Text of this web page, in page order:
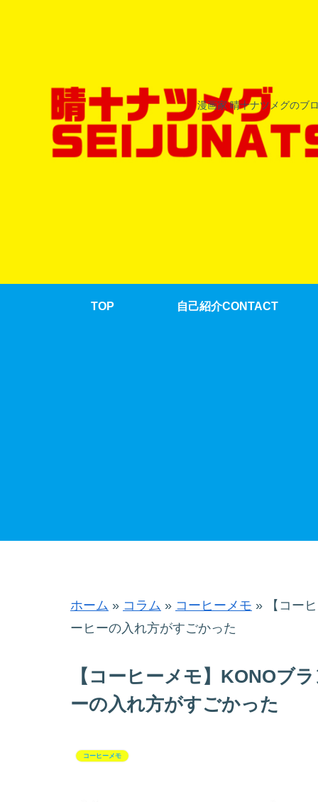
漫画家 晴十ナツメグのブ
TOP 自己紹介CONTACT
ホーム » コラム » コーヒーメモ » 【コー
ーヒーの入れ方がすごかった
【コーヒーメモ】KONOブ
ーの入れ方がすごかった
コーヒーメモ